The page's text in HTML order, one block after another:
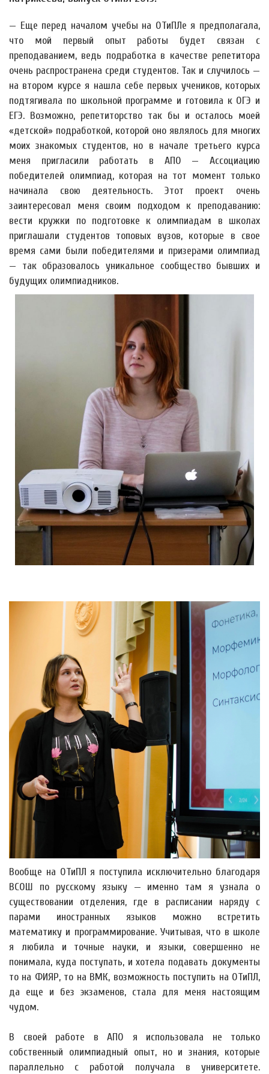
— Еще перед началом учебы на ОТиПЛе я предполагала,
что мой первый опыт работы будет связан с
преподаванием, ведь подработка в качестве репетитора
очень распространена среди студентов. Так и случилось —
на втором курсе я нашла себе первых учеников, которых
подтягивала по школьной программе и готовила к ОГЭ и
ЕГЭ. Возможно, репетиторство так бы и осталось моей
«детской» подработкой, которой оно являлось для многих
моих знакомых студентов, но в начале третьего курса
меня пригласили работать в АПО — Ассоциацию
победителей олимпиад, которая на тот момент только
начинала свою деятельность. Этот проект очень
заинтересовал меня своим подходом к преподаванию:
вести кружки по подготовке к олимпиадам в школах
приглашали студентов топовых вузов, которые в свое
время сами были победителями и призерами олимпиад
— так образовалось уникальное сообщество бывших и
будущих олимпиадников.
Вообще на ОТиПЛ я поступила исключительно благодаря
ВСОШ по русскому языку — именно там я узнала о
существовании отделения, где в расписании наряду с
парами иностранных языков можно встретить
математику и программирование. Учитывая, что в школе
я любила и точные науки, и языки, совершенно не
понимала, куда поступать, и хотела подавать документы
то на ФИЯР, то на ВМК, возможность поступить на ОТиПЛ,
да еще и без экзаменов, стала для меня настоящим
чудом.
В своей работе в АПО я использовала не только
собственный олимпиадный опыт, но и знания, которые
параллельно с работой получала в университете.